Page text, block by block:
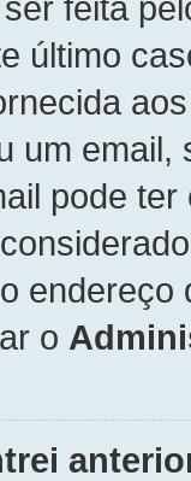
último
um
pode
o